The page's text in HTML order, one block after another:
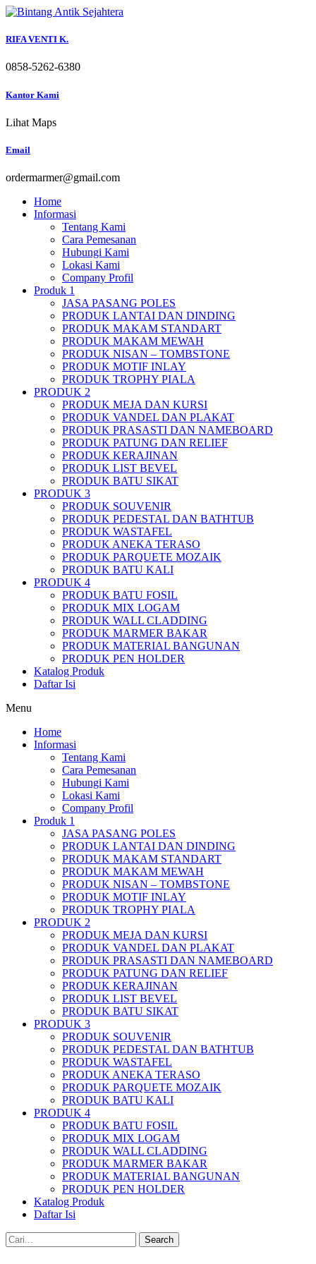
Skip
content
RIFA VENTI K.
0858-5262-6380
Kantor Kami
Lihat Maps
Email
ordermarmer@gmail.com
Home
Informasi
Tentang Kami
Cara Pemesanan
Hubungi Kami
Lokasi Kami
Company Profil
Produk 1
JASA PASANG POLES
PRODUK LANTAI DAN DINDING
PRODUK MAKAM STANDART
PRODUK MAKAM MEWAH
PRODUK NISAN – TOMBSTONE
PRODUK MOTIF INLAY
PRODUK TROPHY PIALA
PRODUK 2
PRODUK MEJA DAN KURSI
PRODUK VANDEL DAN PLAKAT
PRODUK PRASASTI DAN NAMEBOARD
PRODUK PATUNG DAN RELIEF
PRODUK KERAJINAN
PRODUK LIST BEVEL
PRODUK BATU SIKAT
PRODUK 3
PRODUK SOUVENIR
PRODUK PEDESTAL DAN BATHTUB
PRODUK WASTAFEL
PRODUK ANEKA TERASO
PRODUK PARQUETE MOZAIK
PRODUK BATU KALI
PRODUK 4
PRODUK BATU FOSIL
PRODUK MIX LOGAM
PRODUK WALL CLADDING
PRODUK MARMER BAKAR
PRODUK MATERIAL BANGUNAN
PRODUK PEN HOLDER
Katalog Produk
Daftar Isi
Menu
Home
Informasi
Tentang Kami
Cara Pemesanan
Hubungi Kami
Lokasi Kami
Company Profil
Produk 1
JASA PASANG POLES
PRODUK LANTAI DAN DINDING
PRODUK MAKAM STANDART
PRODUK MAKAM MEWAH
PRODUK NISAN – TOMBSTONE
PRODUK MOTIF INLAY
PRODUK TROPHY PIALA
PRODUK 2
PRODUK MEJA DAN KURSI
PRODUK VANDEL DAN PLAKAT
PRODUK PRASASTI DAN NAMEBOARD
PRODUK PATUNG DAN RELIEF
PRODUK KERAJINAN
PRODUK LIST BEVEL
PRODUK BATU SIKAT
PRODUK 3
PRODUK SOUVENIR
PRODUK PEDESTAL DAN BATHTUB
PRODUK WASTAFEL
PRODUK ANEKA TERASO
PRODUK PARQUETE MOZAIK
PRODUK BATU KALI
PRODUK 4
PRODUK BATU FOSIL
PRODUK MIX LOGAM
PRODUK WALL CLADDING
PRODUK MARMER BAKAR
PRODUK MATERIAL BANGUNAN
PRODUK PEN HOLDER
Katalog Produk
Daftar Isi
Search